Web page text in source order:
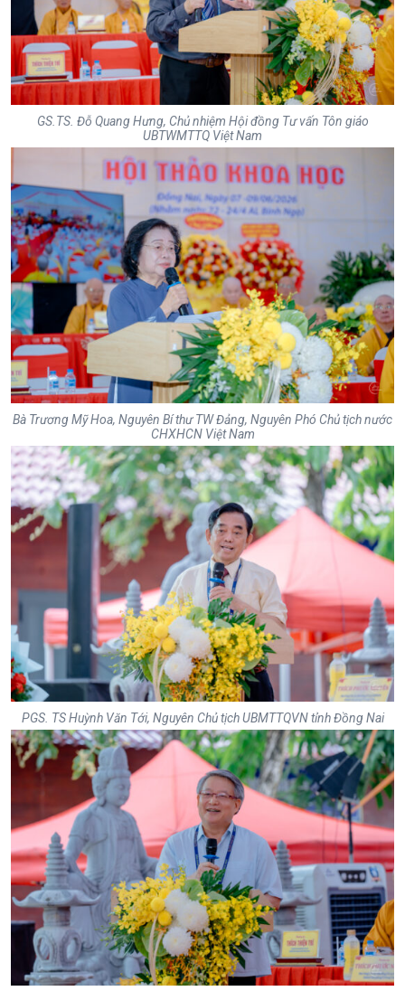
GS.TS. Đỗ Quang Hưng, Chủ nhiệm Hội đồng Tư vấn Tôn giáo
UBTWMTTQ Việt Nam
Bà Trương Mỹ Hoa, Nguyên Bí thư TW Đảng, Nguyên Phó Chủ tịch nước
CHXHCN Việt Nam
PGS. TS Huỳnh Văn Tới, Nguyên Chủ tịch UBMTTQVN tỉnh Đồng Nai